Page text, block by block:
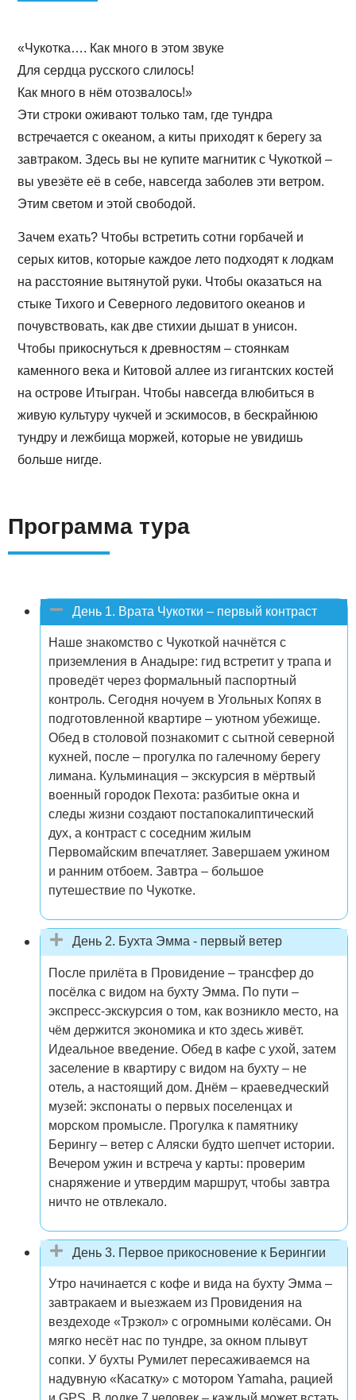
«Чукотка…. Как много в этом звуке
Для сердца русского слилось!
Как много в нём отозвалось!»
Эти строки оживают только там, где тундра
встречается с океаном, а киты приходят к берегу за
завтраком. Здесь вы не купите магнитик с Чукоткой –
вы увезёте её в себе, навсегда заболев эти ветром.
Этим светом и этой свободой.
Зачем ехать? Чтобы встретить сотни горбачей и
серых китов, которые каждое лето подходят к лодкам
на расстояние вытянутой руки. Чтобы оказаться на
стыке Тихого и Северного ледовитого океанов и
почувствовать, как две стихии дышат в унисон.
Чтобы прикоснуться к древностям – стоянкам
каменного века и Китовой аллее из гигантских костей
на острове Итыгран. Чтобы навсегда влюбиться в
живую культуру чукчей и эскимосов, в бескрайнюю
тундру и лежбища моржей, которые не увидишь
больше нигде.
Программа тура
День 1. Врата Чукотки – первый контраст
Наше знакомство с Чукоткой начнётся с
приземления в Анадыре: гид встретит у трапа и
проведёт через формальный паспортный
контроль. Сегодня ночуем в Угольных Копях в
подготовленной квартире – уютном убежище.
Обед в столовой познакомит с сытной северной
кухней, после – прогулка по галечному берегу
лимана. Кульминация – экскурсия в мёртвый
военный городок Пехота: разбитые окна и
следы жизни создают постапокалиптический
дух, а контраст с соседним жилым
Первомайским впечатляет. Завершаем ужином
и ранним отбоем. Завтра – большое
путешествие по Чукотке.
День 2. Бухта Эмма - первый ветер
После прилёта в Провидение – трансфер до
посёлка с видом на бухту Эмма. По пути –
экспресс-экскурсия о том, как возникло место, на
чём держится экономика и кто здесь живёт.
Идеальное введение. Обед в кафе с ухой, затем
заселение в квартиру с видом на бухту – не
отель, а настоящий дом. Днём – краеведческий
музей: экспонаты о первых поселенцах и
морском промысле. Прогулка к памятнику
Берингу – ветер с Аляски будто шепчет истории.
Вечером ужин и встреча у карты: проверим
снаряжение и утвердим маршрут, чтобы завтра
ничто не отвлекало.
День 3. Первое прикосновение к Берингии
Утро начинается с кофе и вида на бухту Эмма –
завтракаем и выезжаем из Провидения на
вездеходе «Трэкол» с огромными колёсами. Он
мягко несёт нас по тундре, за окном плывут
сопки. У бухты Румилет пересаживаемся на
надувную «Касатку» с мотором Yamaha, рацией